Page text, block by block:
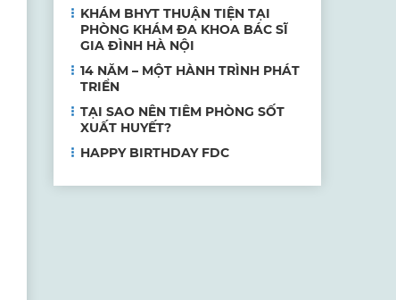
KHÁM BHYT THUẬN TIỆN TẠI
PHÒNG KHÁM ĐA KHOA BÁC SĨ
GIA ĐÌNH HÀ NỘI
14 NĂM – MỘT HÀNH TRÌNH PHÁT
TRIỂN
TẠI SAO NÊN TIÊM PHÒNG SỐT
XUẤT HUYẾT?
HAPPY BIRTHDAY FDC